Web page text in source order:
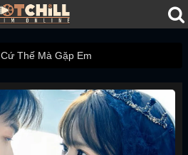
Cứ Thế Mà Gặp Em